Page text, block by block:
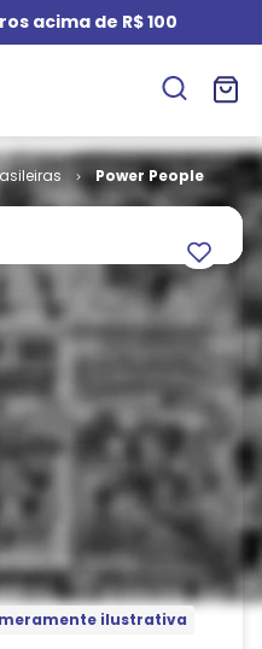
acima de R$ 100
Power People
ilustrativa